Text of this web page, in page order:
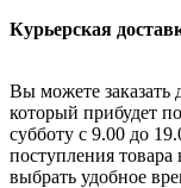
Курьерская
Вы можете заказать
который прибудет
субботу с 9.00 до
поступления
выбрать удобное